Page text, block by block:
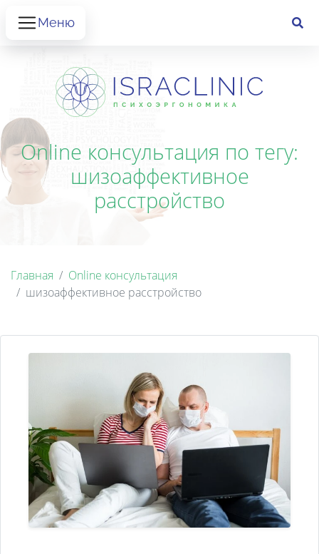
Меню
Online консультация по тегу:
шизоаффективное
расстройство
Главная
Online консультация
шизоаффективное расстройство